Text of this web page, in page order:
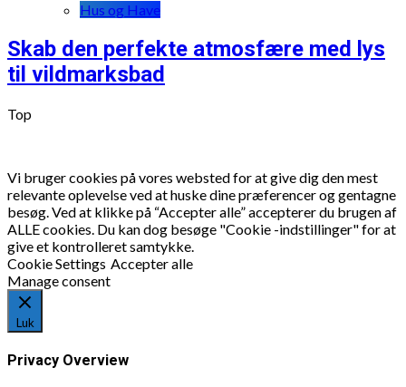
Hus og Have
Skab den perfekte atmosfære med lys
til vildmarksbad
Top
Vi bruger cookies på vores websted for at give dig den mest
relevante oplevelse ved at huske dine præferencer og gentagne
besøg. Ved at klikke på “Accepter alle” accepterer du brugen af
ALLE cookies. Du kan dog besøge "Cookie -indstillinger" for at
give et kontrolleret samtykke.
Cookie Settings Accepter alle
Manage consent
Luk
Privacy Overview